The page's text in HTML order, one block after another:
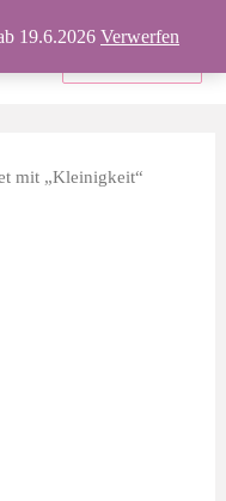
19.6.2026 Verwerfen
Produkte
mit „Kleinigkeit“